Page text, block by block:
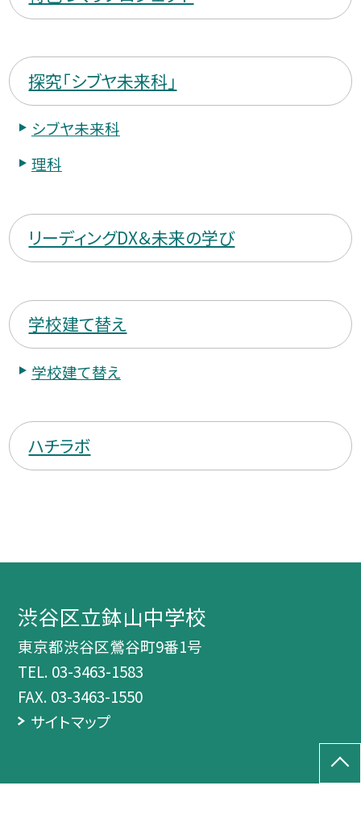
探究「シブヤ未来科」
シブヤ未来科
理科
リーディングDX＆未来の学び
学校建て替え
学校建て替え
ハチラボ
渋谷区立鉢山中学校
東京都渋谷区鶯谷町9番1号
TEL. 03-3463-1583
FAX. 03-3463-1550
サイトマップ